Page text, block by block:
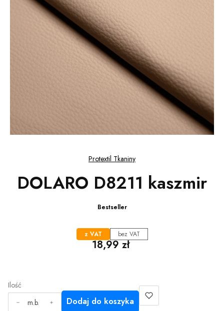
Protextil Tkaniny
DOLARO D8211 kaszmir
Bestseller
z VAT bez VAT
Cena
18,99 zł
Ilość
m.b.
Dodaj do koszyka